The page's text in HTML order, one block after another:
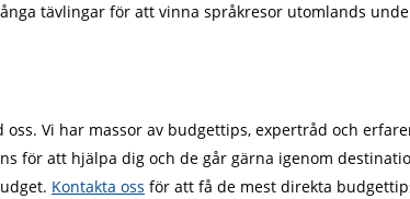
tävlingar för att vinna språkresor utomlands
Vi har massor av budgettips, expertråd och
för att hjälpa dig och de går gärna igenom
Kontakta oss för att få de mest direkta